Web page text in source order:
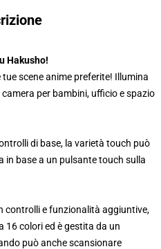
Hakusho!
scene anime preferite! Illumina
per bambini, ufficio e spazio
di base, la varietà touch può
in base a un pulsante touch sulla
controlli e funzionalità aggiuntive,
16 colori ed è gestita da un
può anche scansionare